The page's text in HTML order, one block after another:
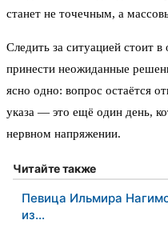
станет не точечным, а
Следить за ситуацией стоит
принести неожиданные
ясно одно: вопрос остаётся
указа — это ещё один день,
нервном напряжении.
Читайте также
Певица Ильмира
из…